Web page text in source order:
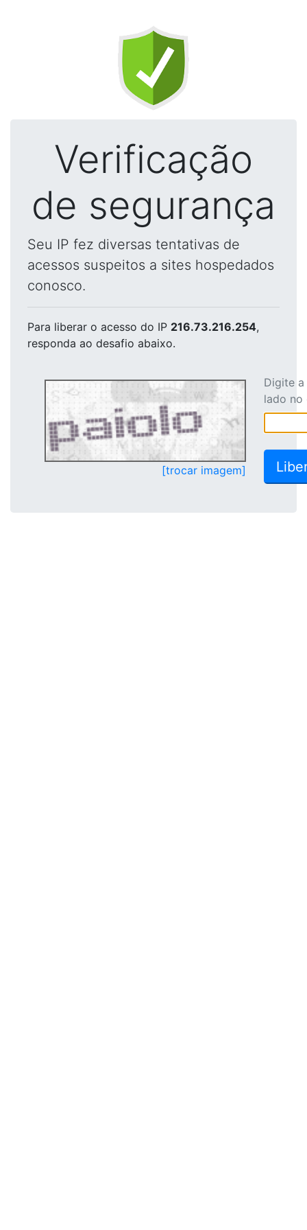
Verificação
de segurança
Seu IP fez diversas tentativas de
acessos suspeitos a sites hospedados
conosco.
Para liberar o acesso do IP 216.73.216.254,
responda ao desafio abaixo.
[trocar imagem]
Digite
lado no